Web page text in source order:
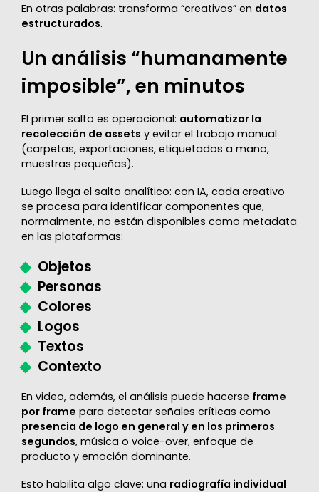
En otras palabras: transforma “creativos” en datos
estructurados.
Un análisis “humanamente
imposible”, en minutos
El primer salto es operacional: automatizar la
recolección de assets y evitar el trabajo manual
(carpetas, exportaciones, etiquetados a mano,
muestras pequeñas).
Luego llega el salto analítico: con IA, cada creativo
se procesa para identificar componentes que,
normalmente, no están disponibles como metadata
en las plataformas:
Objetos
Personas
Colores
Logos
Textos
Contexto
En video, además, el análisis puede hacerse frame
por frame para detectar señales críticas como
presencia de logo en general y en los primeros
segundos, música o voice-over, enfoque de
producto y emoción dominante.
Esto habilita algo clave: una radiografía individual